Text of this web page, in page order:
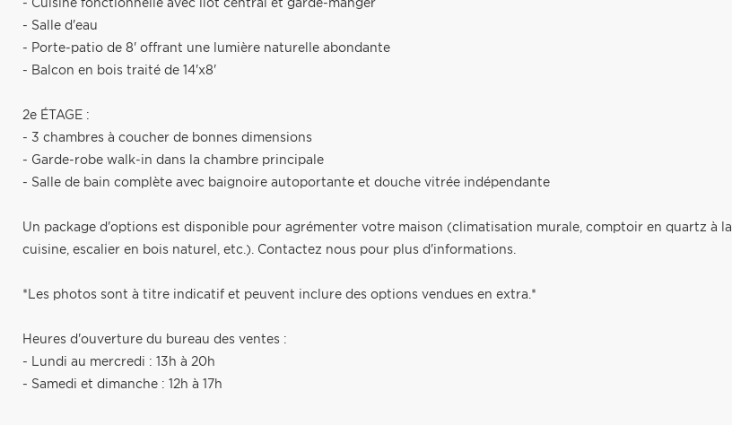
- Cuisine fonctionnelle avec îlot central et garde-manger
- Salle d'eau
- Porte-patio de 8' offrant une lumière naturelle abondante
- Balcon en bois traité de 14'x8'
2e ÉTAGE :
- 3 chambres à coucher de bonnes dimensions
- Garde-robe walk-in dans la chambre principale
- Salle de bain complète avec baignoire autoportante et douche vitrée indépendante
Un package d'options est disponible pour agrémenter votre maison (climatisation murale, comptoir en quartz à la
cuisine, escalier en bois naturel, etc.). Contactez nous pour plus d'informations.
*Les photos sont à titre indicatif et peuvent inclure des options vendues en extra.*
Heures d'ouverture du bureau des ventes :
- Lundi au mercredi : 13h à 20h
- Samedi et dimanche : 12h à 17h